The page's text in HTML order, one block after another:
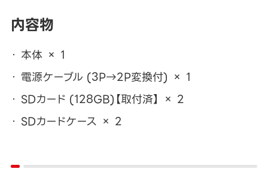
内容物
本体 × 1
電源ケーブル (3P→2P変換付) × 1
SDカード (128GB)【取付済】 × 2
SDカードケース × 2